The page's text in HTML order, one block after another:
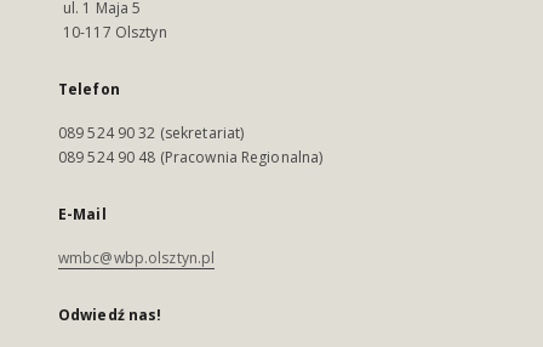
ul. 1 Maja 5
10-117 Olsztyn
Telefon
089 524 90 32 (sekretariat)
089 524 90 48 (Pracownia Regionalna)
E-Mail
wmbc@wbp.olsztyn.pl
Odwiedź nas!